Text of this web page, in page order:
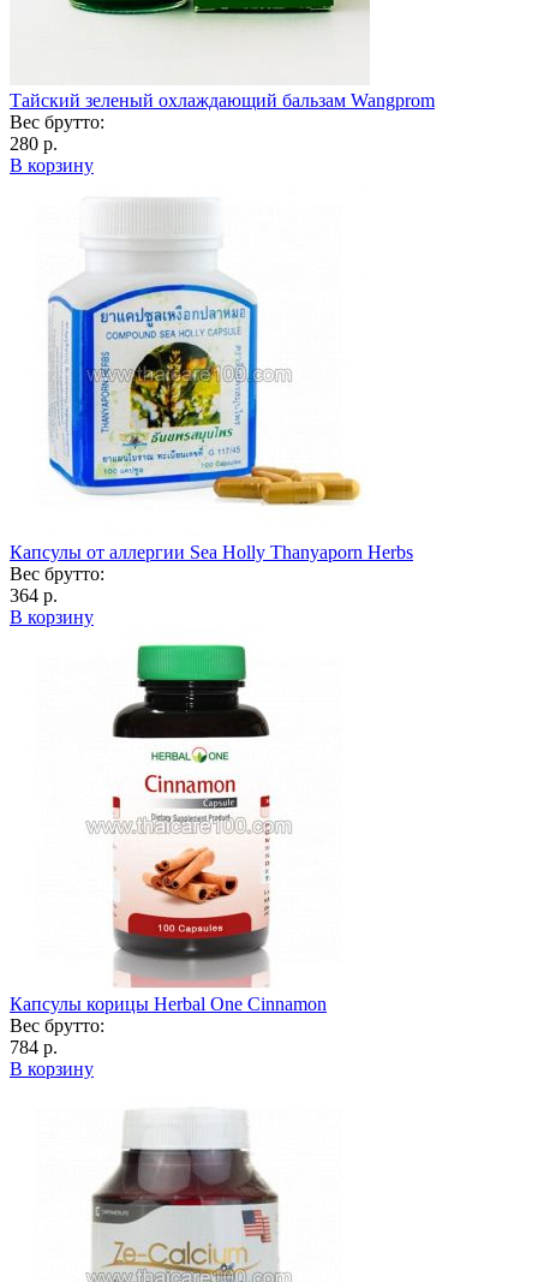
Тайский зеленый охлаждающий бальзам Wangprom
Вес брутто:
280 р.
В корзину
Капсулы от аллергии Sea Holly Thanyaporn Herbs
Вес брутто:
364 р.
В корзину
Капсулы корицы Herbal One Cinnamon
Вес брутто:
784 р.
В корзину